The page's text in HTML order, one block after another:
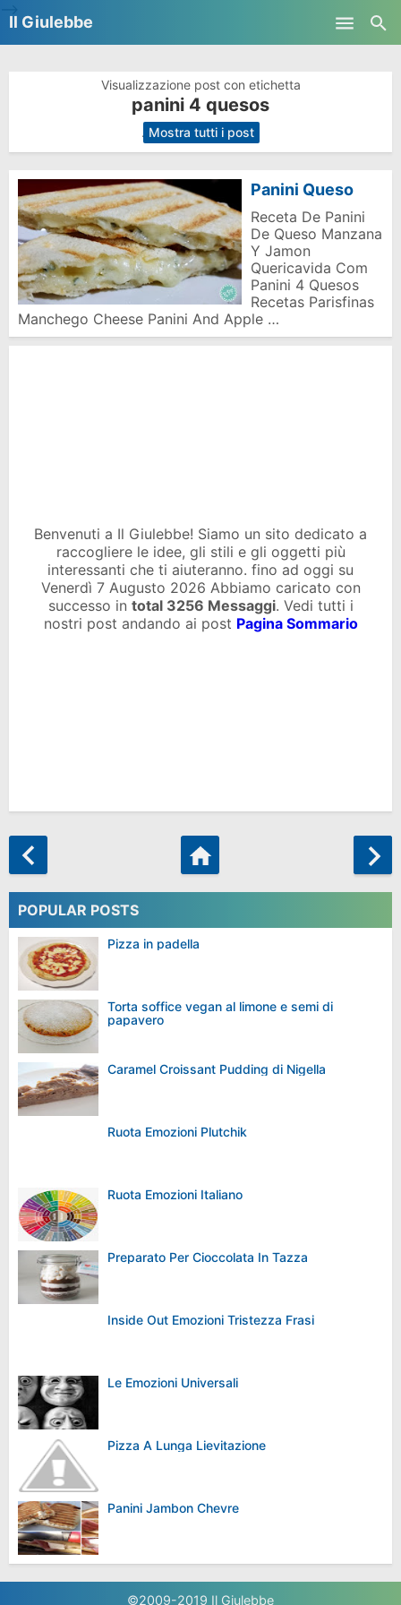
Il Giulebbe
Visualizzazione post con etichetta
panini 4 quesos
. Mostra tutti i post
Panini Queso
Receta De Panini
De Queso Manzana
Y Jamon
Quericavida Com
Panini 4 Quesos
Recetas Parisfinas
Manchego Cheese Panini And Apple …
Benvenuti a Il Giulebbe! Siamo un sito dedicato a
raccogliere le idee, gli stili e gli oggetti più
interessanti che ti aiuteranno. fino ad oggi su
Venerdì 7 Augusto 2026 Abbiamo caricato con
successo in total 3256 Messaggi. Vedi tutti i
nostri post andando ai post Pagina Sommario
POPULAR POSTS
Pizza in padella
Torta soffice vegan al limone e semi di
papavero
Caramel Croissant Pudding di Nigella
Ruota Emozioni Plutchik
Ruota Emozioni Italiano
Preparato Per Cioccolata In Tazza
Inside Out Emozioni Tristezza Frasi
Le Emozioni Universali
Pizza A Lunga Lievitazione
Panini Jambon Chevre
©2009-2019 Il Giulebbe